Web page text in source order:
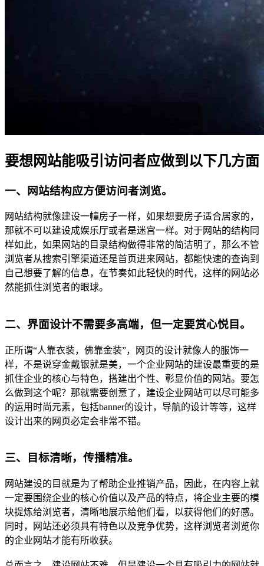
要想网站能吸引访问者应做到以下几方面
一、网站结构应方便访问者浏览。
网站结构就像建设一幢房子一样，如果想要房子适合居家的，
那就不可以建设成娱乐厅或者是迷宫一样。对于网站的结构同
样如此，如果网站的目录结构做得非常的简洁明了，那么不管
浏览者从搜索引擎渠道还是首页进来网站，都能快速的查询到
自己想要了解的信息，在节奏如此轻快的时代，这样的网站必
然能抓住浏览者的眼球。
二、界面设计不需要多高端，但一定要赏心悦目。
正所谓“人靠衣装，佛靠金装”，网页的设计就像人的服饰一
样，不是说穿金戴银就是美，一个企业网站的建设最重要的是
抓住企业的核心与特色，搭建出个性、彰显价值的网站。要怎
么做到这个呢？那就需要创意了，建设企业网站可以尽可能多
的运用时尚元素，包括banner的设计，导航的设计等等，这样
设计出来的网页必定会非常不错。
三、目标清晰，传播精准。
网站建设的目就是为了帮助企业推销产品，因此，在内容上就
一定要围绕企业的核心价值以及产品的特点，将企业主要的模
块提炼给浏览者，清晰地展示给他们看，以获得他们的好感。
同时，网站还必须具有特色以及竞争优势，这样浏览者浏览你
的企业网站才能有所收获。